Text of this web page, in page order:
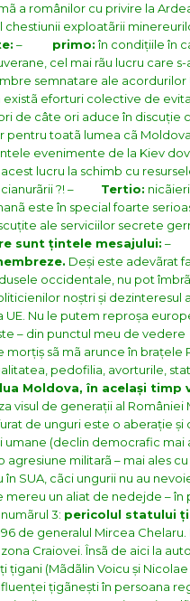
a românilor cu privire la
chestiunii exploatãrii
– primo: în condițiile în
cel mai rãu lucru care
semnatare ale acordurilor
eforturi colective de
de câte ori aduce în discuție
pentru toatã lumea cã
evenimente de la Kiev
lucru la schimb cu
?!– Tertio:
este în special foarte
ale serviciilor secrete
sunt țintele mesajului: –
Deși este adevãrat
occidentale, nu pot
noștri și dezinteresul
UE. Nu le putem reproșa
– din punctul meu de
morțiș sã mã arunce în brațele
pedofilia, avorturile,
Moldova, în același timp
visul de generații al României
de unguri este o aberație
umane (declin democrafic mai
agresiune militarã – mai ales
în SUA, cãci ungurii nu au
mereu un aliat de nedejde –
3: pericolul statului
de generalul Mircea Chelaru
Craiovei. Însã de aici la
țigani (Mãdãlin Voicu și
țigãnești în persoana